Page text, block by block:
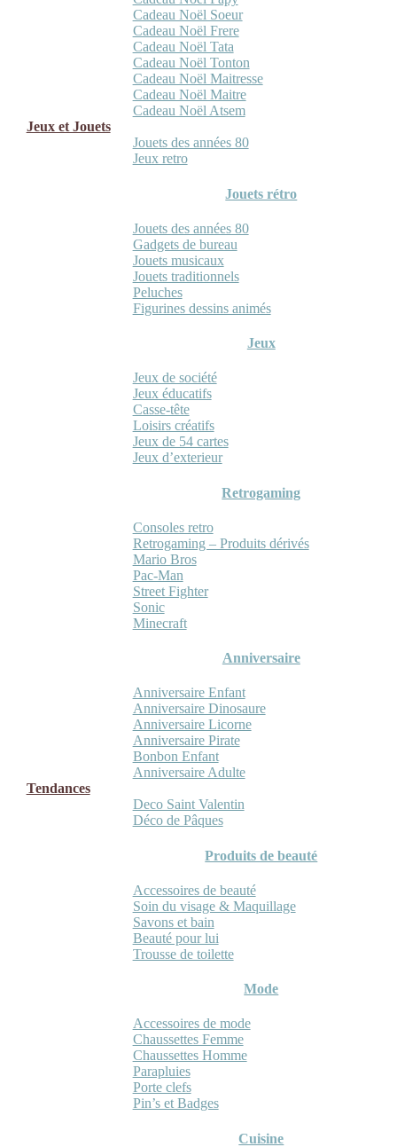
Cadeau Noël Soeur
Cadeau Noël Frere
Cadeau Noël Tata
Cadeau Noël Tonton
Cadeau Noël Maitresse
Cadeau Noël Maitre
Cadeau Noël Atsem
Jeux et Jouets
Jouets des années 80
Jeux retro
Jouets rétro
Jouets des années 80
Gadgets de bureau
Jouets musicaux
Jouets traditionnels
Peluches
Figurines dessins animés
Jeux
Jeux de société
Jeux éducatifs
Casse-tête
Loisirs créatifs
Jeux de 54 cartes
Jeux d’exterieur
Retrogaming
Consoles retro
Retrogaming – Produits dérivés
Mario Bros
Pac-Man
Street Fighter
Sonic
Minecraft
Anniversaire
Anniversaire Enfant
Anniversaire Dinosaure
Anniversaire Licorne
Anniversaire Pirate
Bonbon Enfant
Anniversaire Adulte
Tendances
Deco Saint Valentin
Déco de Pâques
Produits de beauté
Accessoires de beauté
Soin du visage & Maquillage
Savons et bain
Beauté pour lui
Trousse de toilette
Mode
Accessoires de mode
Chaussettes Femme
Chaussettes Homme
Parapluies
Porte clefs
Pin’s et Badges
Cuisine